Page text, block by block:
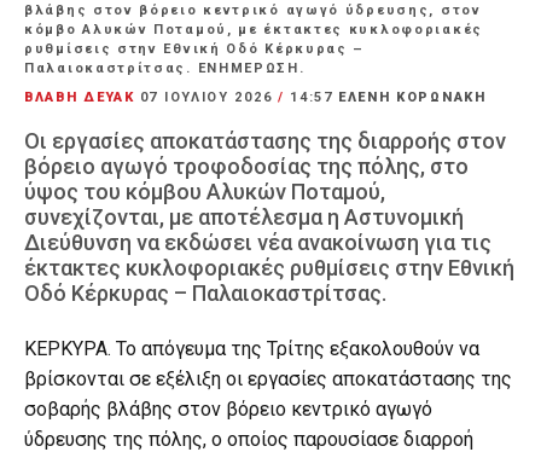
βλάβης στον βόρειο κεντρικό αγωγό ύδρευσης, στον
κόμβο Αλυκών Ποταμού, με έκτακτες κυκλοφοριακές
ρυθμίσεις στην Εθνική Οδό Κέρκυρας –
Παλαιοκαστρίτσας. ΕΝΗΜΕΡΩΣΗ.
ΒΛΑΒΗ ΔΕΥΑΚ 07 ΙΟΥΛΊΟΥ 2026 / 14:57 ΕΛΕΝΗ ΚΟΡΩΝΑΚΗ
Οι εργασίες αποκατάστασης της διαρροής στον
βόρειο αγωγό τροφοδοσίας της πόλης, στο
ύψος του κόμβου Αλυκών Ποταμού,
συνεχίζονται, με αποτέλεσμα η Αστυνομική
Διεύθυνση να εκδώσει νέα ανακοίνωση για τις
έκτακτες κυκλοφοριακές ρυθμίσεις στην Εθνική
Οδό Κέρκυρας – Παλαιοκαστρίτσας.
ΚΕΡΚΥΡΑ. Το απόγευμα της Τρίτης εξακολουθούν να
βρίσκονται σε εξέλιξη οι εργασίες αποκατάστασης της
σοβαρής βλάβης στον βόρειο κεντρικό αγωγό
ύδρευσης της πόλης, ο οποίος παρουσίασε διαρροή